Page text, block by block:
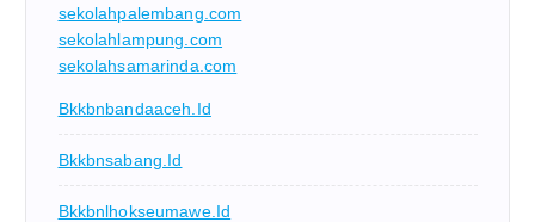
sekolahpalembang.com
sekolahlampung.com
sekolahsamarinda.com
Bkkbnbandaaceh.id
Bkkbnsabang.id
Bkkbnlhokseumawe.id